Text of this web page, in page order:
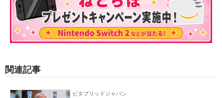
関連記事
ビタブリッドジャパン